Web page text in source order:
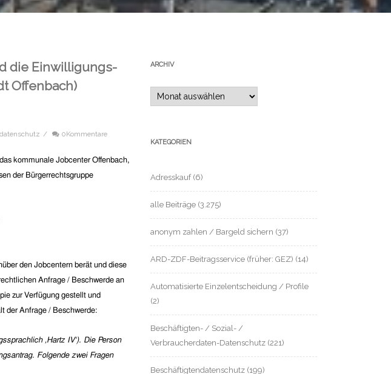
die Einwilligungs-
Offenbach)
/ 0Kommentare
kommunale Jobcenter Offenbach,
der Bürgerrechtsgruppe
den Jobcentern berät und diese
Anfrage / Beschwerde an
zur Verfügung gestellt und
der Anfrage / Beschwerde:
‚Hartz IV‘). Die Person
Folgende zwei Fragen
ARCHIV
Archiv
KATEGORIEN
Adresskauf(6)
alle Beiträge (3.275)
anonym zahlen / Bargeld sichern (37)
ARD-ZDF-Beitragsservice (früher: GEZ) (14)
Automatisierte Einzelentscheidung / Profile
(2)
Beschäftigten- / Sozial- /
Verbraucherdaten-Datenschutz (221)
Beschäftigtendatenschutz (199)